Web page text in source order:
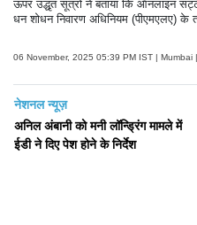
ऊपर उद्धृत सूत्रों ने बताया कि ऑनलाइन
धन शोधन निवारण अधिनियम (पीएमएलए) के
06 November, 2025 05:39 PM IST | Mumbai |
नेशनल न्यूज़
अनिल अंबानी को मनी लॉन्ड्रिंग मामले में
ईडी ने दिए पेश होने के निर्देश